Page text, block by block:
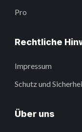
Pro
Rechtliche
Impressum
Schutz und
Über uns